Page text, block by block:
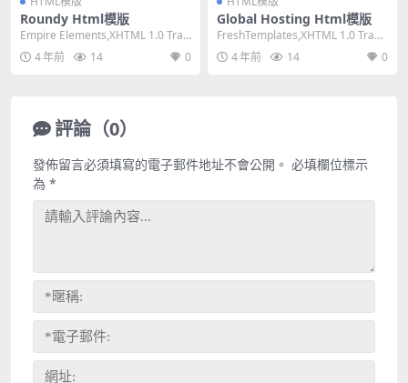
Roundy Html模版
Empire Elements,XHTML 1.0 Tran
sitional,F...
4 年前 14 0
Global Hosting Html模版
FreshTemplates,XHTML 1.0 Trans
itional,Fi...
4 年前 14 0
評論（0）
發佈留言必須填寫的電子郵件地址不會公開。 必填欄位標示
為 *